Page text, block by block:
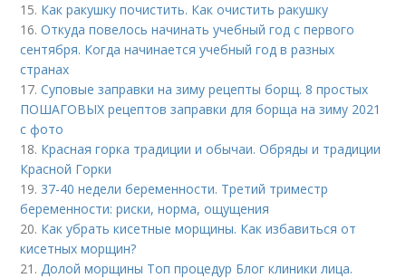
15. Как ракушку почистить. Как очистить ракушку
16.Откуда повелось начинать учебный год с первого
сентября. Когда начинается учебный год в разных
странах
17.Суповые заправки на зиму рецепты борщ. 8 простых
ПОШАГОВЫХ рецептов заправки для борща на зиму 2021
с фото
18. Красная горка традиции и обычаи. Обряды и традиции
Красной Горки
19. 37-40 недели беременности. Третий триместр
беременности: риски, норма, ощущения
20. Как убрать кисетные морщины. Как избавиться от
кисетных морщин?
21.Долой морщины Топ процедур Блог клиники лица.